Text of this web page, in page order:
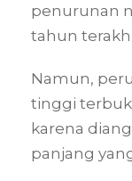
penurunan
tahun
Namun,
tinggi
karena
panjang